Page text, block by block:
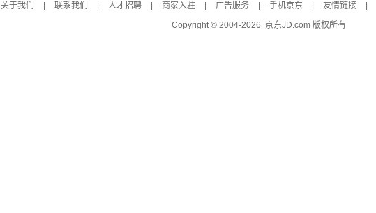
关于我们
联系我们 人才招聘 商家入驻 广告服务 手机京东 友情链接
Copyright © 2004-2026 京东JD.com 版权所有